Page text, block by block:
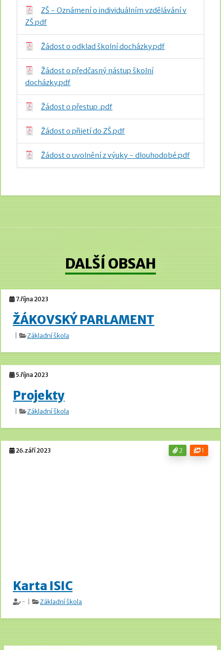
ZŠ - Oznámení o individuálním vzdělávání v
ZŠ.pdf
Žádost o odklad školní docházky.pdf
Žádost o předčasný nástup školní
docházky.pdf
Žádost o přestup .pdf
Žádost o přijetí do ZŠ.pdf
Žádost o uvolnění z výuky - dlouhodobé.pdf
DALŠÍ OBSAH
7.října 2023
ŽÁKOVSKÝ PARLAMENT
Základní škola
5.října 2023
Projekty
Základní škola
2 1
26.září 2023
Karta ISIC
- | Základní škola